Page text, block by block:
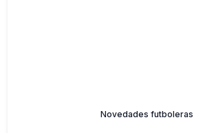
Novedades futboleras